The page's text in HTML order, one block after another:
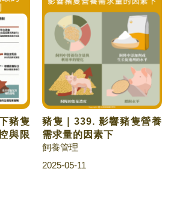
豬隻
與限
豬隻｜339. 影響豬隻營養
需求量的因素下
飼養管理
2025-05-11